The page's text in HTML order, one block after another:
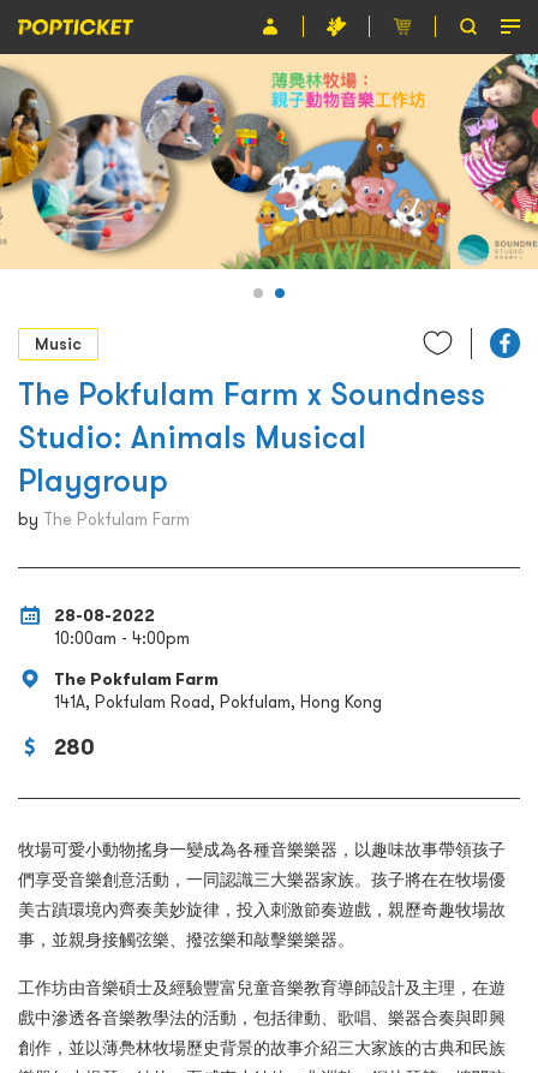
Event
Organiser
About POPTICKET
Terms and Conditions
Music
The Pokfulam Farm x Soundness
Studio: Animals Musical
Playgroup
by The Pokfulam Farm
28-08-2022
10:00am - 4:00pm
The Pokfulam Farm
141A, Pokfulam Road, Pokfulam, Hong Kong
280
牧場可愛小動物搖身一變成為各種音樂樂器，以趣味故事帶領孩子
們享受音樂創意活動，一同認識三大樂器家族。孩子將在在牧場優
美古蹟環境內齊奏美妙旋律，投入刺激節奏遊戲，親歷奇趣牧場故
事，並親身接觸弦樂、撥弦樂和敲擊樂樂器。
工作坊由音樂碩士及經驗豐富兒童音樂教育導師設計及主理，在遊
戲中滲透各音樂教學法的活動，包括律動、歌唱、樂器合奏與即興
創作，並以薄鳧林牧場歷史背景的故事介紹三大家族的古典和民族